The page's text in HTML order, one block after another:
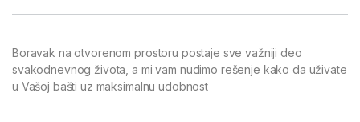
Boravak na otvorenom prostoru postaje sve važniji deo
svakodnevnog života, a mi vam nudimo rešenje kako da uživate
u Vašoj bašti uz maksimalnu udobnost